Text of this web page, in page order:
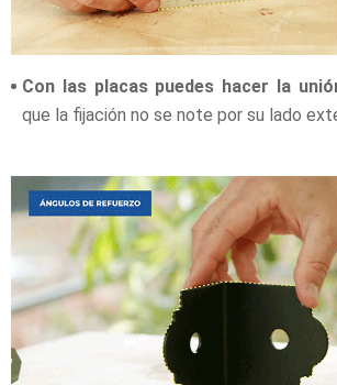
Con las placas puedes hacer la
que la fijación no se note por su lado